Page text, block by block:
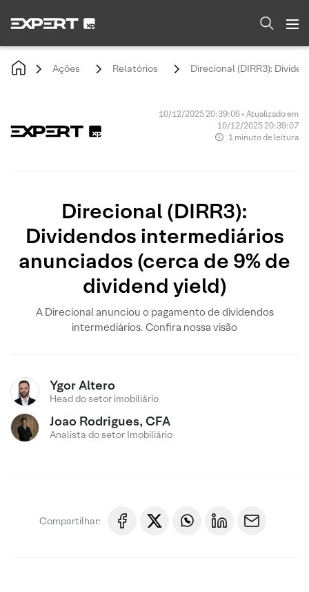
Ações Relatórios Direcional (DIRR3):
10/12/2025 20:39:06 • Atualizado em
10/12/2025 20:39:07
1 minuto de leitura
Direcional (DIRR3):
Dividendos intermediários
anunciados (cerca de 9% de
dividend yield)
A Direcional anunciou o pagamento de dividendos
intermediários. Confira nossa visão
Ygor Altero
Head do setor imobiliário
Joao Rodrigues, CFA
Analista do setor Imobiliário
Compartilhar: